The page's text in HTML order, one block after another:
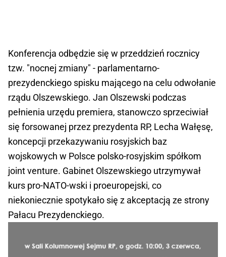
Konferencja odbędzie się w przeddzień rocznicy
tzw. "nocnej zmiany" - parlamentarno-
prezydenckiego spisku mającego na celu odwołanie
rządu Olszewskiego. Jan Olszewski podczas
pełnienia urzędu premiera, stanowczo sprzeciwiał
się forsowanej przez prezydenta RP, Lecha Wałęsę,
koncepcji przekazywaniu rosyjskich baz
wojskowych w Polsce polsko-rosyjskim spółkom
joint venture. Gabinet Olszewskiego utrzymywał
kurs pro-NATO-wski i proeuropejski, co
niekoniecznie spotykało się z akceptacją ze strony
Pałacu Prezydenckiego.